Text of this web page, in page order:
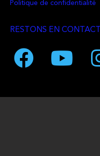
Politique de confidentialité
RESTONS EN CONTACT